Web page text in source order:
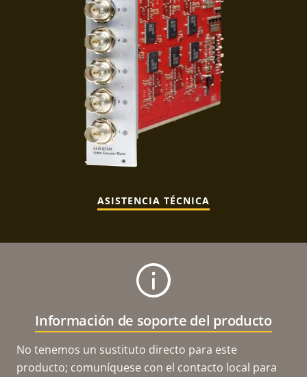
ASISTENCIA TÉCNICA
Información de soporte del producto
No tenemos un sustituto directo para este
producto; comuníquese con el contacto local para